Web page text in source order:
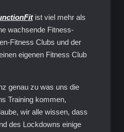
ist viel mehr als
wachsende Fitness-
Fitness Clubs und der
eigenen Fitness Club
genau zu was uns die
Training kommen,
wir alle wissen, dass
des Lockdowns einige